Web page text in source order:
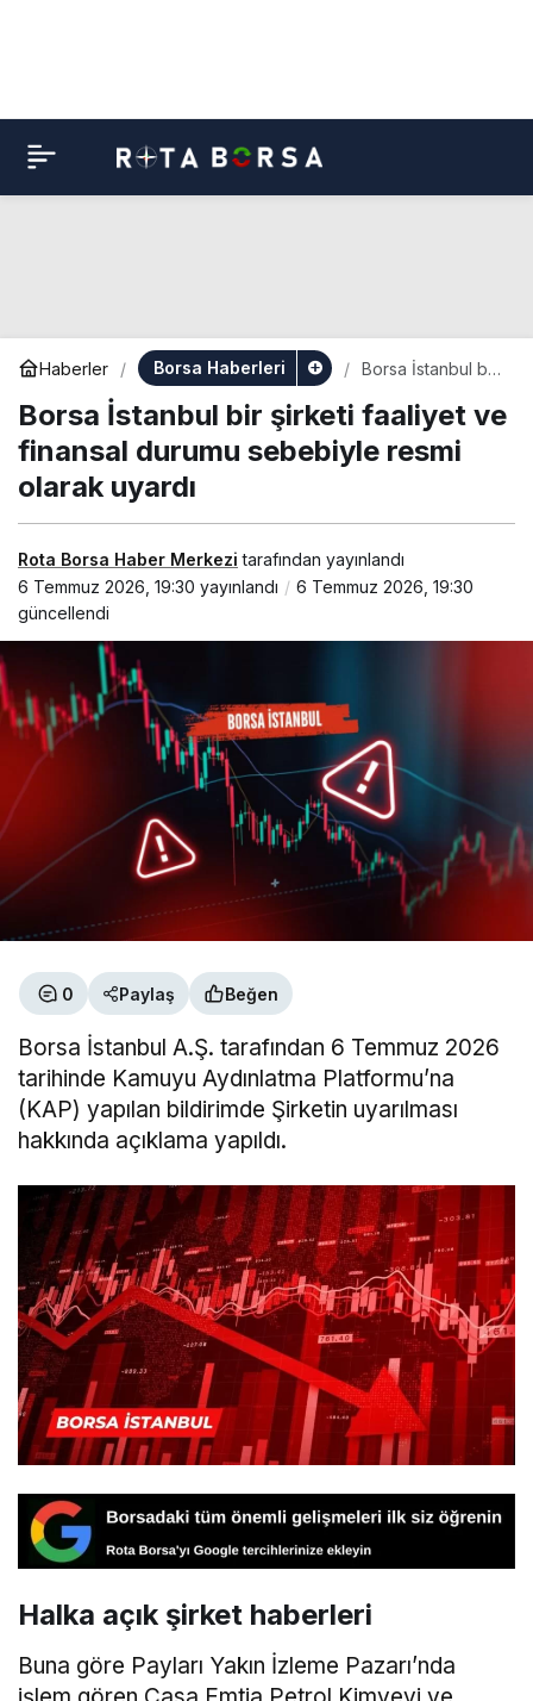
Haberler Borsa Haberleri
Borsa İstanbul bir
finansal durumu
sebebiyle resmi
olarak uyardı
Borsa İstanbul bir şirketi faaliyet ve
finansal durumu sebebiyle resmi
olarak uyardı
Rota Borsa Haber Merkezi tarafından yayınlandı
6 Temmuz 2026, 19:30 yayınlandı
6 Temmuz 2026, 19:30
güncellendi
0 Paylaş Beğen
Borsa İstanbul A.Ş. tarafından 6 Temmuz 2026
tarihinde Kamuyu Aydınlatma Platformu’na
(KAP) yapılan bildirimde Şirketin uyarılması
hakkında açıklama yapıldı.
Halka açık şirket haberleri
Buna göre Payları Yakın İzleme Pazarı’nda